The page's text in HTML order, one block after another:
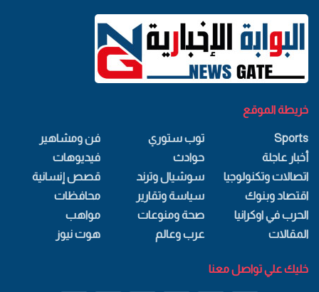
خريطة الموقع
Sports
أخبار عاجلة
اتصالات وتكنولوجيا
اقتصاد وبنوك
الحرب في اوكرانيا
المقالات
توب ستوري
حوادث
سوشيال وترند
سياسة وتقارير
صحة ومنوعات
عرب وعالم
فن ومشاهير
فيديوهات
قصص إنسانية
محافظات
مواهب
هوت نيوز
خليك علي تواصل معنا